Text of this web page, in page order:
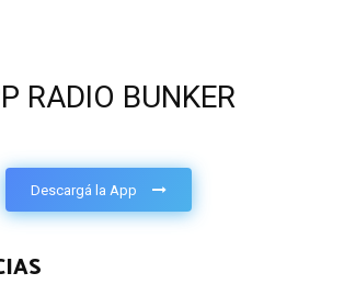
RADIO BUNKER
Descargá la App